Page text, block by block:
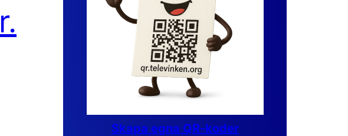
Skapa egna QR-koder